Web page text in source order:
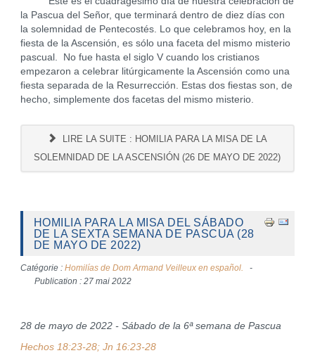
la Pascua del Señor, que terminará dentro de diez días con
la solemnidad de Pentecostés. Lo que celebramos hoy, en la
fiesta de la Ascensión, es sólo una faceta del mismo misterio
pascual. No fue hasta el siglo V cuando los cristianos
empezaron a celebrar litúrgicamente la Ascensión como una
fiesta separada de la Resurrección. Estas dos fiestas son, de
hecho, simplemente dos facetas del mismo misterio.
LIRE LA SUITE : HOMILIA PARA LA MISA DE LA
SOLEMNIDAD DE LA ASCENSIÓN (26 DE MAYO DE 2022)
HOMILIA PARA LA MISA DEL SÁBADO
DE LA SEXTA SEMANA DE PASCUA (28
DE MAYO DE 2022)
Catégorie : Homilías de Dom Armand Veilleux en español.
Publication : 27 mai 2022
28 de mayo de 2022 - Sábado de la 6ª semana de Pascua
Hechos 18:23-28; Jn 16:23-28